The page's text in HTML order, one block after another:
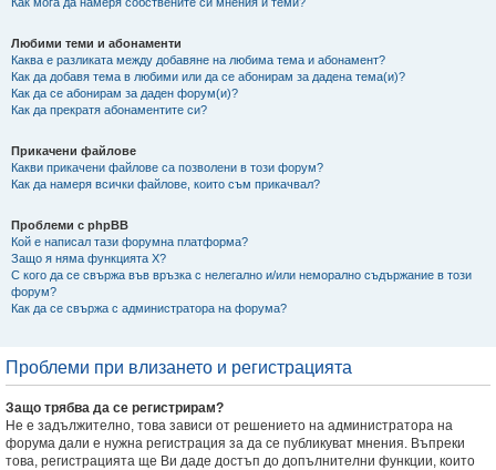
Любими теми и абонаменти
Каква е разликата между добавяне на любима тема и абонамент?
Как да добавя тема в любими или да се абонирам за дадена тема(и)?
Как да се абонирам за даден форум(и)?
Как да прекратя абонаментите си?
Прикачени файлове
Какви прикачени файлове са позволени в този форум?
Как да намеря всички файлове, които съм прикачвал?
Проблеми с phpBB
Кой е написал тази форумна платформа?
Защо я няма функцията X?
С кого да се свържа във връзка с нелегално и/или неморално съдържание в този
форум?
Как да се свържа с администратора на форума?
Проблеми при влизането и регистрацията
Защо трябва да се регистрирам?
Не е задължително, това зависи от решението на администратора на
форума дали е нужна регистрация за да се публикуват мнения. Въпреки
това, регистрацията ще Ви даде достъп до допълнителни функции, които